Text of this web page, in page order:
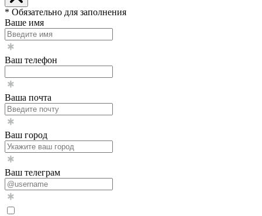
* Обязательно для заполнения
Ваше имя
Ваш телефон
Ваша почта
Ваш город
Ваш телеграм